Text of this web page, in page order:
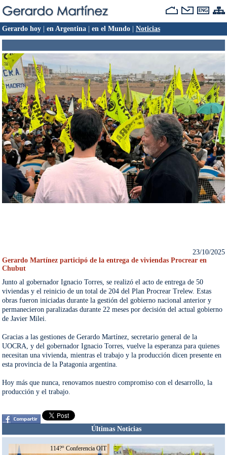
Gerardo hoy en Argentina en el Mundo Noticias
23/10/2025
Gerardo Martínez participó de la entrega de viviendas Procrear en
Chubut
Junto al gobernador Ignacio Torres, se realizó el acto de entrega de 50
viviendas y el reinicio de un total de 204 del Plan Procrear Trelew. Estas
obras fueron iniciadas durante la gestión del gobierno nacional anterior y
permanecieron paralizadas durante 22 meses por decisión del actual gobierno
de Javier Milei.
Gracias a las gestiones de Gerardo Martínez, secretario general de la
UOCRA, y del gobernador Ignacio Torres, vuelve la esperanza para quienes
necesitan una vivienda, mientras el trabajo y la producción dicen presente en
esta provincia de la Patagonia argentina.
Hoy más que nunca, renovamos nuestro compromiso con el desarrollo, la
producción y el trabajo.
Últimas Noticias
114?° Conferencia OIT
1/6/2026 23/10/2025